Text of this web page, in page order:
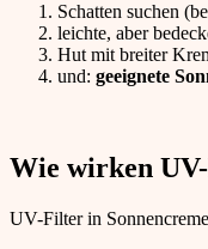
Schatten suchen
leichte, aber
Hut mit breiter
und: geeignete
Wie wirken
UV-Filter in